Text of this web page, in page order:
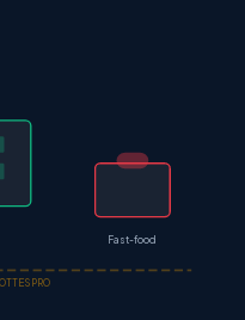
Fast-food
PRO